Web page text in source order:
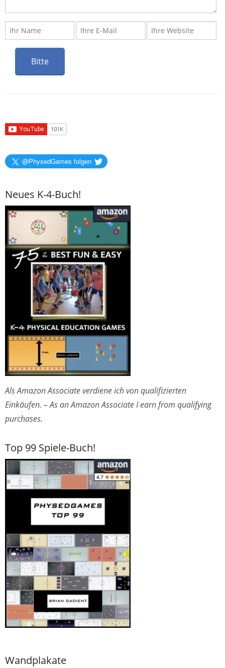
@PhysedGames folgen
Neues K-4-Buch!
Als Amazon Associate verdiene ich von qualifizierten
Einkäufen. – As an Amazon Associate I earn from qualifying
purchases.
Top 99 Spiele-Buch!
Wandplakate